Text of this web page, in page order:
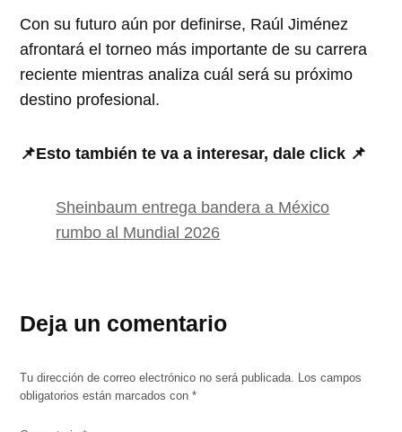
Con su futuro aún por definirse, Raúl Jiménez
afrontará el torneo más importante de su carrera
reciente mientras analiza cuál será su próximo
destino profesional.
📌Esto también te va a interesar, dale click 📌
Sheinbaum entrega bandera a México
rumbo al Mundial 2026
Deja un comentario
Tu dirección de correo electrónico no será publicada. Los campos
obligatorios están marcados con*